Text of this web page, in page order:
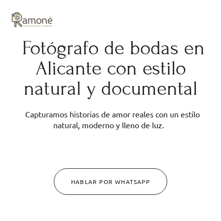
Fotógrafo de bodas en
Alicante con estilo
natural y documental
Capturamos historias de amor reales con un estilo
natural, moderno y lleno de luz.
HABLAR POR WHATSAPP